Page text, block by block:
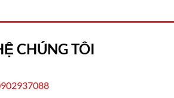
CHÚNG TÔI